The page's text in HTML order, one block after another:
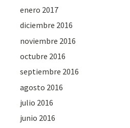
enero 2017
diciembre 2016
noviembre 2016
octubre 2016
septiembre 2016
agosto 2016
julio 2016
junio 2016